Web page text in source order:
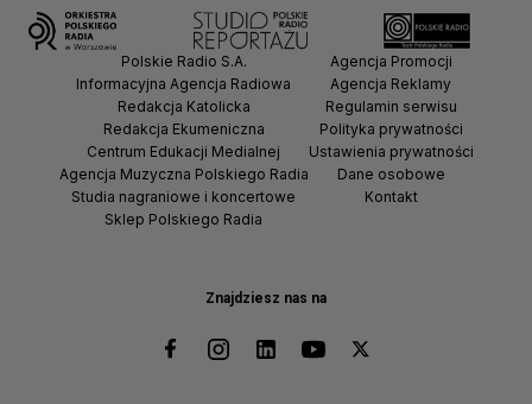
Znajdziesz nas na
Polskie Radio S.A.
Informacyjna Agencja Radiowa
Redakcja Katolicka
Redakcja Ekumeniczna
Centrum Edukacji Medialnej
Agencja Muzyczna Polskiego Radia
Studia nagraniowe i koncertowe
Sklep Polskiego Radia
Agencja Promocji
Agencja Reklamy
Regulamin serwisu
Polityka prywatności
Ustawienia prywatności
Dane osobowe
Kontakt